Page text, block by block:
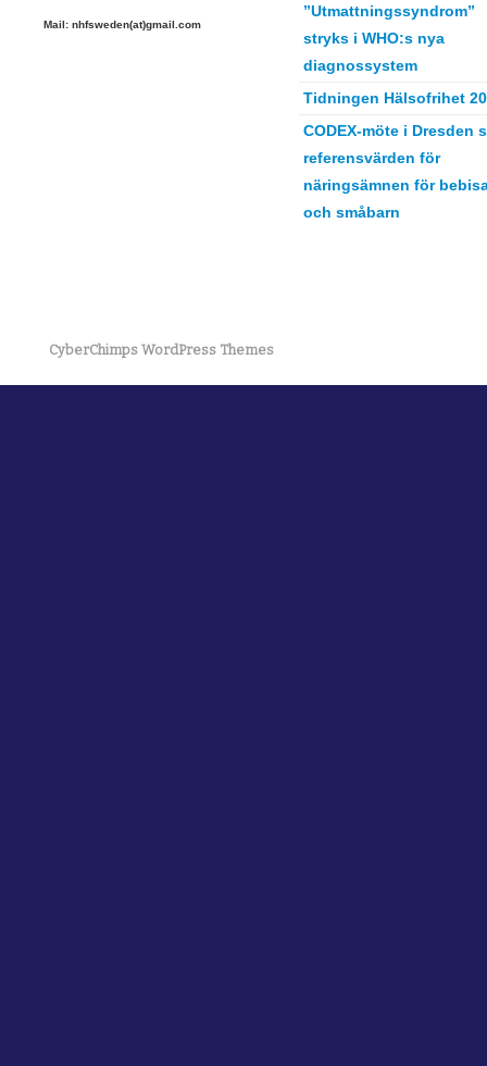
Mail: nhfsweden(at)gmail.com
”Utmattningssyndrom”
stryks i WHO:s nya
diagnossystem
Tidningen Hälsofrihet
CODEX-möte i Dresden
referensvärden för
näringsämnen för
och småbarn
CyberChimps WordPress Themes